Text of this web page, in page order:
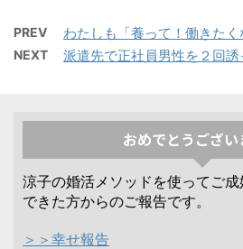
PREV わたしも「養って！働きたく
NEXT 派遣先で正社員男性を２回誘
おめでとうござい
涼子の婚活メソッドを使ってご
できた方からのご報告です。
＞＞幸せ報告